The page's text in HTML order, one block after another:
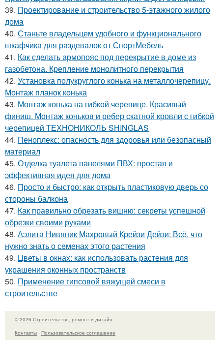
39. Проектирование и строительство 5-этажного жилого
дома
40. Станьте владельцем удобного и функционального
шкафчика для раздевалок от СпортМебель
41. Как сделать армопояс под перекрытие в доме из
газобетона. Крепление монолитного перекрытия
42. Установка полукруглого конька на металлочерепицу.
Монтаж планок конька
43. Монтаж конька на гибкой черепице. Красивый
финиш. Монтаж коньков и ребер скатной кровли с гибкой
черепицей ТЕХНОНИКОЛЬ SHINGLAS
44. Пеноплекс: опасность для здоровья или безопасный
материал
45. Отделка туалета панелями ПВХ: простая и
эффективная идея для дома
46. Просто и быстро: как открыть пластиковую дверь со
стороны балкона
47. Как правильно обрезать вишню: секреты успешной
обрезки своими руками
48. Аэлита Нивяник Махровый Крейзи Дейзи: Всё, что
нужно знать о семенах этого растения
49. Цветы в окнах: как использовать растения для
украшения оконных пространств
50. Применение гипсовой вяжущей смеси в
строительстве
© 2026 Строительство, ремонт и дизайн
Контакты
Пользовательское соглашение